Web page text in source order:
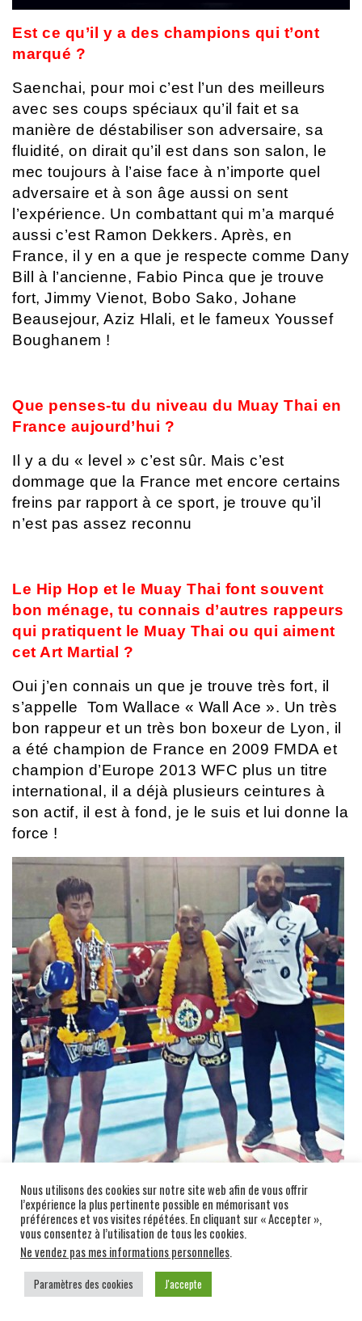
Est ce qu’il y a des champions qui t’ont
marqué ?
Saenchai, pour moi c’est l’un des meilleurs
avec ses coups spéciaux qu’il fait et sa
manière de déstabiliser son adversaire, sa
fluidité, on dirait qu’il est dans son salon, le
mec toujours à l’aise face à n’importe quel
adversaire et à son âge aussi on sent
l’expérience. Un combattant qui m’a marqué
aussi c’est Ramon Dekkers. Après, en
France, il y en a que je respecte comme Dany
Bill à l’ancienne, Fabio Pinca que je trouve
fort, Jimmy Vienot, Bobo Sako, Johane
Beausejour, Aziz Hlali, et le fameux Youssef
Boughanem !
Que penses-tu du niveau du Muay Thai en
France aujourd’hui ?
Il y a du « level » c’est sûr. Mais c’est
dommage que la France met encore certains
freins par rapport à ce sport, je trouve qu’il
n’est pas assez reconnu
Le Hip Hop et le Muay Thai font souvent
bon ménage, tu connais d’autres rappeurs
qui pratiquent le Muay Thai ou qui aiment
cet Art Martial ?
Oui j’en connais un que je trouve très fort, il
s’appelle Tom Wallace « Wall Ace ». Un très
bon rappeur et un très bon boxeur de Lyon, il
a été champion de France en 2009 FMDA et
champion d’Europe 2013 WFC plus un titre
international, il a déjà plusieurs ceintures à
son actif, il est à fond, je le suis et lui donne la
force !
Nous utilisons des cookies sur notre site web afin de vous offrir
l’expérience la plus pertinente possible en mémorisant vos
préférences et vos visites répétées. En cliquant sur « Accepter »,
vous consentez à l’utilisation de tous les cookies.
Ne vendez pas mes informations personnelles.
Paramètres des cookies J'accepte